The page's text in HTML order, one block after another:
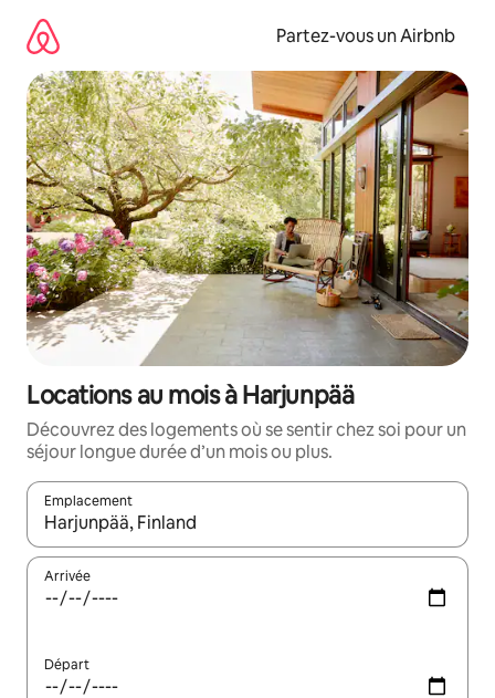
directement
contenu
Partez-vous un Airbnb
Locations au mois à Harjunpää
Découvrez des logements où se sentir chez soi pour un
séjour longue durée d’un mois ou plus.
Emplacement
Quand les résultats sont affichés, parcourez-les en utilisant
Arrivée
Départ